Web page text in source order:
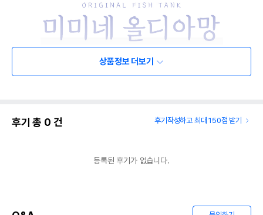
상품정보 더보기
후기 총 0 건 후기작성하고 최대 150점 받기
등록된 후기가 없습니다.